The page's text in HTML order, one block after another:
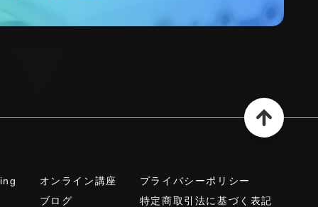
オンライン講座
ブログ
プライバシーポリシー
特定商取引法に基づく表記